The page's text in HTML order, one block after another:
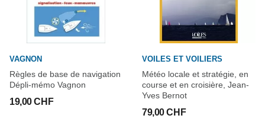
VAGNON
Règles de base de navigation
Dépli-mémo Vagnon
19,00 CHF
VOILES ET VOILIERS
Météo locale et stratégie, en
course et en croisière, Jean-
Yves Bernot
79,00 CHF